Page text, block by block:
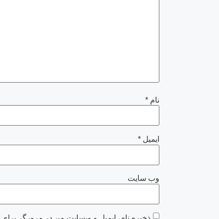
نام *
ایمیل *
وب‌ سایت